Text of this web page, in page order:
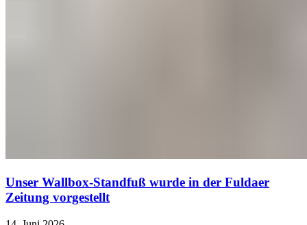
Unser Wallbox-Standfuß wurde in der Fuldaer
Zeitung vorgestellt